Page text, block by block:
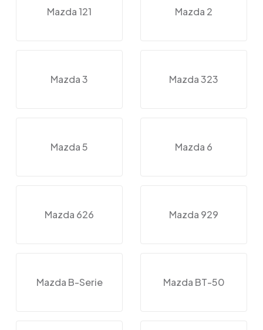
Mazda 121 Mazda 2
Mazda 3 Mazda 323
Mazda 5 Mazda 6
Mazda 626 Mazda 929
Mazda B-Serie Mazda BT-50